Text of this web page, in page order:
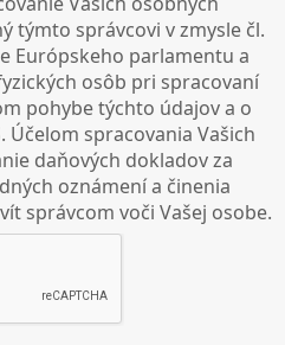
týmto správcovi v zmysle čl.
Európskeho parlamentu a
osôb pri spracovaní
pohybe týchto údajov a o
Účelom spracovania Vašich
daňových dokladov za
oznámení a činenia
správcom voči Vašej osobe.